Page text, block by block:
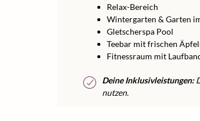
Relax-Bereich
Wintergarten & Garten
Gletscherspa Pool
Teebar mit frischen
Fitnessraum mit
Deine Inklusivleistungen:
nutzen.